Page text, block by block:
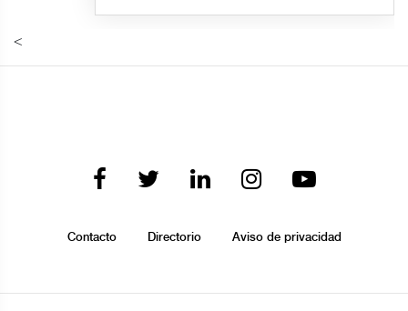
<
Contacto Directorio Aviso de privacidad